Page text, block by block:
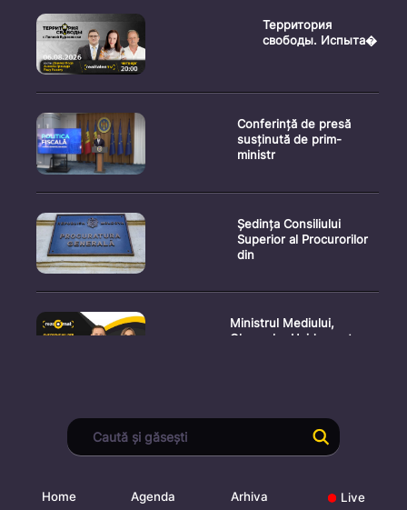
Территория
свободы. Испыта�
Conferință de presă
susținută de prim-
ministr
Ședința Consiliului
Superior al Procurorilor
din
Ministrul Mediului,
Gheorghe Hajder, este
Consultări publice privind
proiectul de lege pent
Home Agenda Arhiva Live